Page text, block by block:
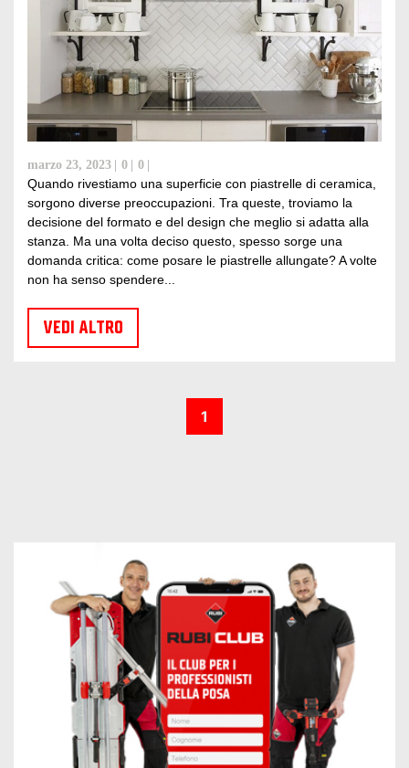
marzo 23, 2023 0 0
Quando rivestiamo una superficie con piastrelle di ceramica,
sorgono diverse preoccupazioni. Tra queste, troviamo la
decisione del formato e del design che meglio si adatta alla
stanza. Ma una volta deciso questo, spesso sorge una
domanda critica: come posare le piastrelle allungate? A volte
non ha senso spendere...
VEDI ALTRO
1